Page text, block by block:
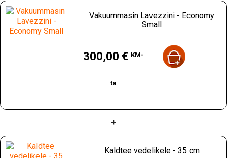
Vaakumpumba võimsus
Sulamisriba:350 mm
Mõõtmed: L 370 x S 280 x K 170 mm
Võimsus: 250 W
Komplekt vaakumkonteineritega ja imemistoruga on
Vakuummasin Lavezzini - Economy
Small
300,00 € KM-
ta
+
Kaldtee vedelikele - 35 cm